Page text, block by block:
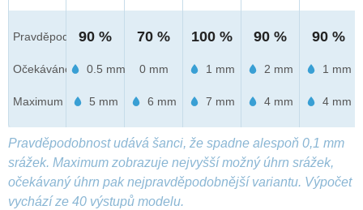
Pravděpod.
Očekáváno
Maximum
90 %
0.5 mm
5 mm
70 %
0 mm
6 mm
100 %
1 mm
7 mm
90 %
2 mm
4 mm
90 %
1 mm
4 mm
Pravděpodobnost udává šanci, že spadne alespoň 0,1 mm
srážek. Maximum zobrazuje nejvyšší možný úhrn srážek,
očekávaný úhrn pak nejpravděpodobnější variantu. Výpočet
vychází ze 40 výstupů modelu.